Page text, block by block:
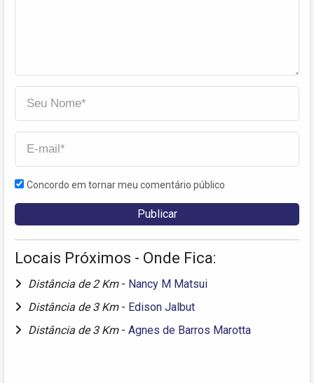
Concordo em tornar meu comentário público
Locais Próximos - Onde Fica:
Distância de 2 Km - Nancy M Matsui
Distância de 3 Km - Edison Jalbut
Distância de 3 Km - Agnes de Barros Marotta